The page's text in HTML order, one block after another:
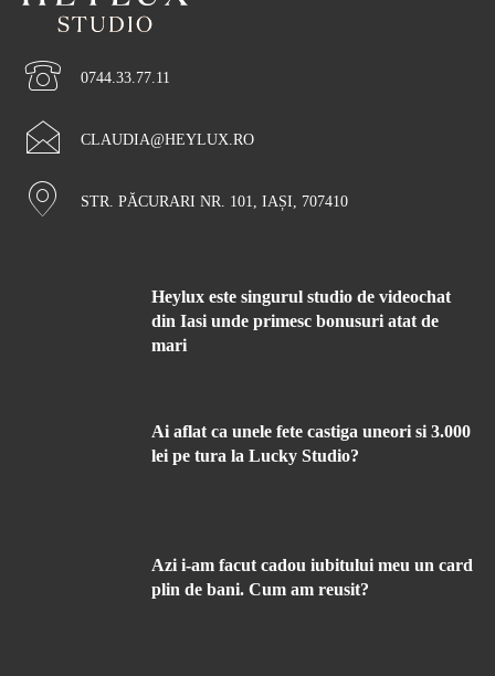
0744.33.77.11
CLAUDIA@HEYLUX.RO
STR. PĂCURARI NR. 101, IAȘI, 707410
Heylux este singurul studio de videochat
din Iasi unde primesc bonusuri atat de
mari
Ai aflat ca unele fete castiga uneori si 3.000
lei pe tura la Lucky Studio?
Azi i-am facut cadou iubitului meu un card
plin de bani. Cum am reusit?